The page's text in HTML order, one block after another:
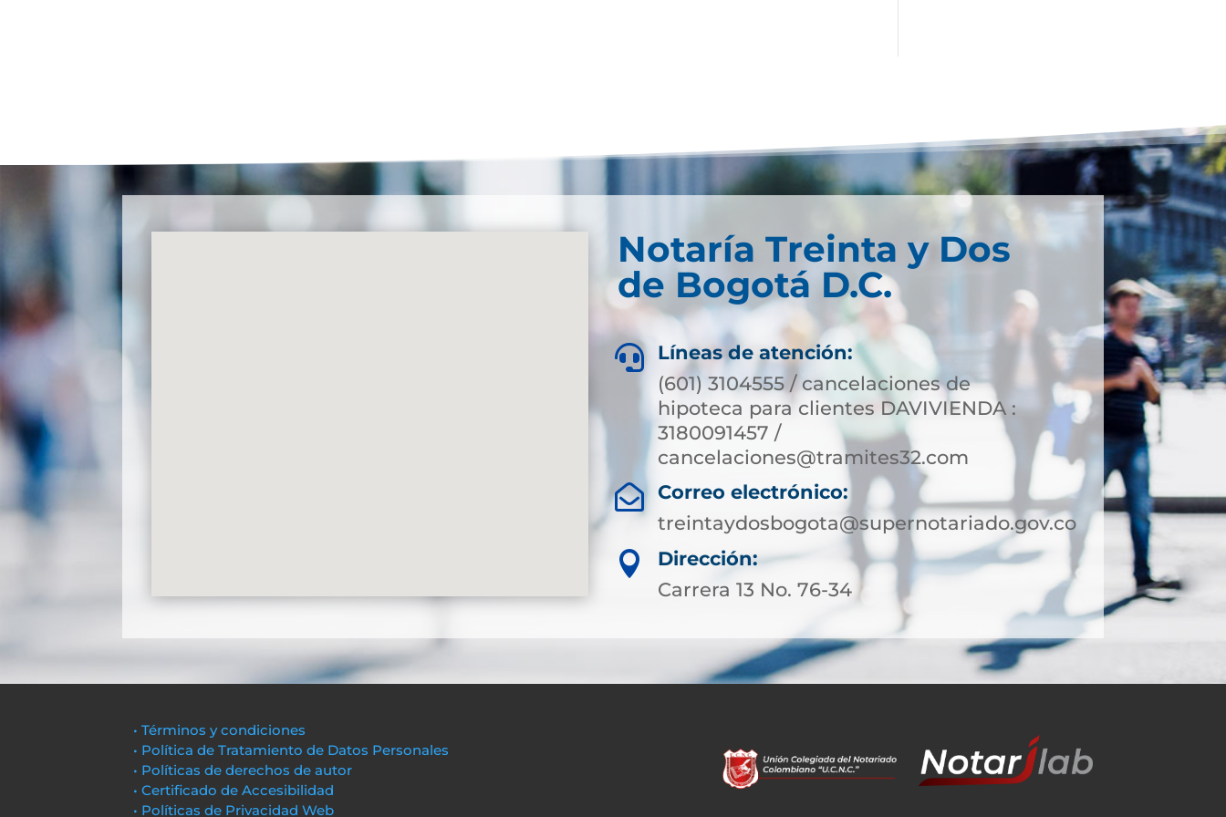
Notaría Treinta y Dos
de Bogotá D.C.

Líneas de atención:
(601) 3104555 / cancelaciones de
hipoteca para clientes DAVIVIENDA :
3180091457 /
cancelaciones@tramites32.com

Correo electrónico:
treintaydosbogota@supernotariado.gov.co

Dirección:
Carrera 13 No. 76-34
• Términos y condiciones
• Política de Tratamiento de Datos Personales
• Políticas de derechos de autor
• Certificado de Accesibilidad
• Políticas de Privacidad Web